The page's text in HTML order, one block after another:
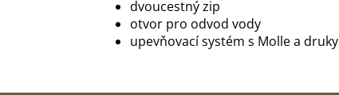
dvoucestný zip
otvor pro odvod vody
upevňovací systém s Molle a druky